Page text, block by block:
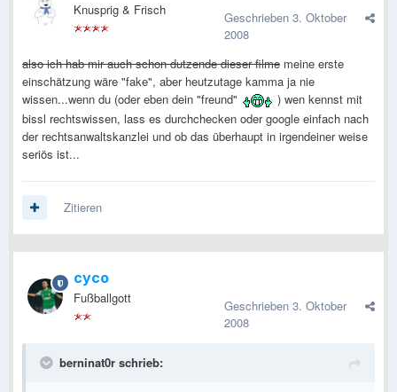
Knusprig & Frisch Geschrieben 3. Oktober
2008
also ich hab mir auch schon dutzende dieser filme meine erste
einschätzung wäre "fake", aber heutzutage kamma ja nie
wissen...wenn du (oder eben dein "freund"
) wen kennst mit
bissl rechtswissen, lass es durchchecken oder google einfach nach
der rechtsanwaltskanzlei und ob das überhaupt in irgendeiner weise
seriös ist...
Zitieren
cyco
Fußballgott Geschrieben 3. Oktober
2008
berninat0r schrieb: